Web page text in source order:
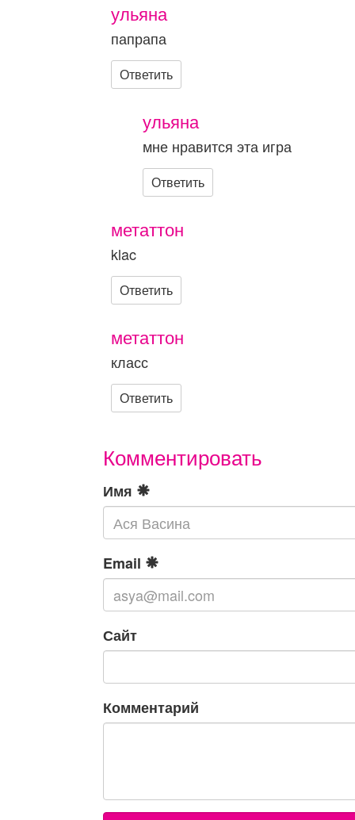
ульяна
папрапа
Ответить
ульяна
мне нравится эта игра
Ответить
метаттон
klac
Ответить
метаттон
класс
Ответить
Комментировать
Имя
Email
Сайт
Комментарий